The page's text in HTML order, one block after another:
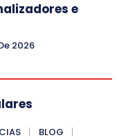
e
2026
BLOG